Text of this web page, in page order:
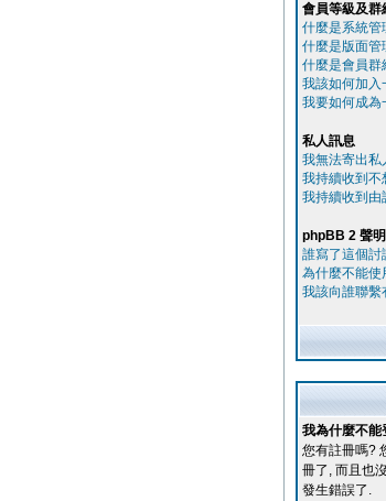
會員等級及群
什麼是系統管
什麼是版面管
什麼是會員群
我該如何加入
我要如何成為
私人訊息
我無法寄出私
我持續收到不
我持續收到由
phpBB 2 聲明
誰寫了這個討
為什麼不能使
我該向誰聯繫
我為什麼不能
您有註冊嗎?
冊了, 而且也
發生錯誤了.